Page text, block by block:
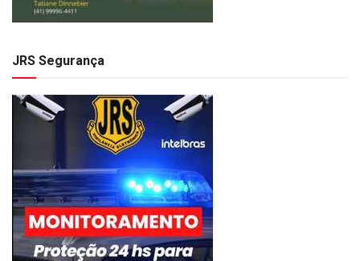
JRS Segurança